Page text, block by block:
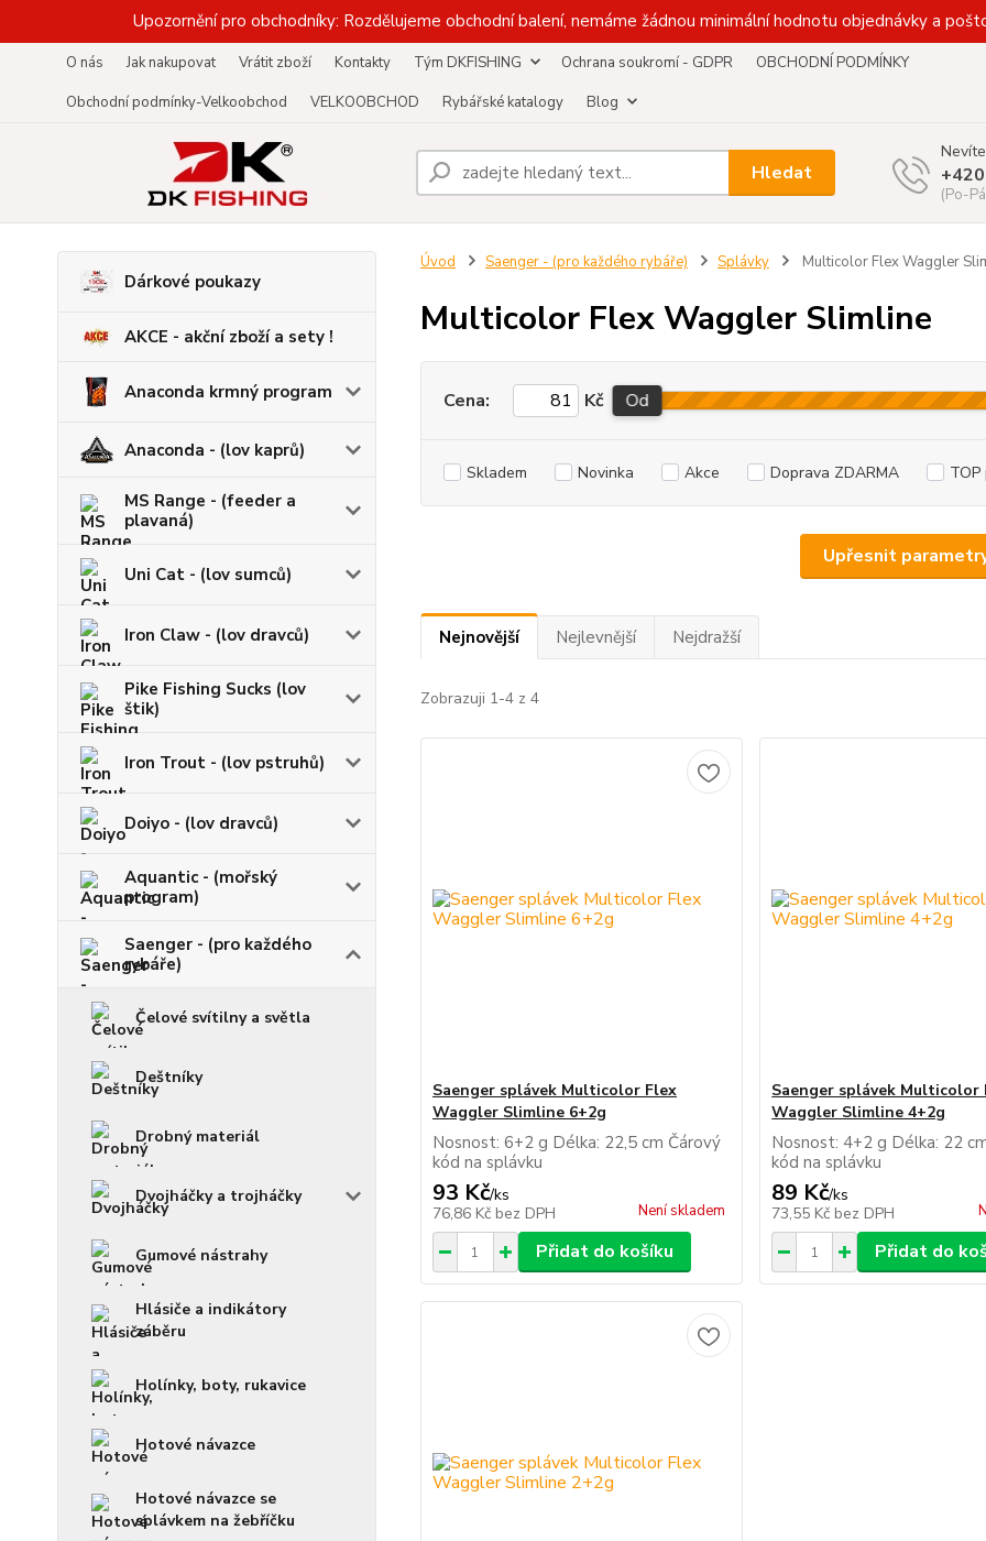
Upozornění pro obchodníky: Rozdělujeme obchodní balení, nemáme žádnou minimální hodnotu objednávky a
O nás Jak nakupovat Vrátit zboží Kontakty Tým DKFISHING Ochrana soukromí - GDPR
OBCHODNÍ PODMÍNKY
Obchodní podmínky-Velkoobchod
VELKOOBCHOD Rybářské katalogy Blog
Hledat
(Po-
Dárkové poukazy
AKCE - akční zboží a sety !
Anaconda krmný program
Anaconda - (lov kaprů)
MS Range - (feeder a
plavaná)
Uni Cat - (lov sumců)
Iron Claw - (lov dravců)
Pike Fishing Sucks (lov
štik)
Iron Trout - (lov pstruhů)
Doiyo - (lov dravců)
Aquantic - (mořský
program)
Saenger - (pro každého
rybáře)
Čelové svítilny a světla
Deštníky
Drobný materiál
Dvojháčky a trojháčky
Gumové nástrahy
Hlásiče a indikátory
záběru
Holínky, boty, rukavice
Hotové návazce
Hotové návazce se
splávkem na žebříčku
Úvod Saenger - (pro každého rybáře) Splávky Multicolor Flex Waggler
Multicolor Flex Waggler Slimline
Upřesnit
Cena: Kč Od
Skladem Novinka Akce Doprava ZDARMA
Nejnovější Nejlevnější Nejdražší
Zobrazuji 1-4 z 4
Saenger splávek Multicolor Flex
Waggler Slimline 6+2g
Nosnost: 6+2 g Délka: 22,5 cm Čárový
kód na splávku
93 Kč/ks
76,86 Kč bez DPH Není skladem
Přidat do košíku
Saenger splávek Multicolor
Waggler Slimline 4+2g
Nosnost: 4+2 g Délka: 22
kód na splávku
89 Kč/ks
73,55 Kč bez DPH
Přidat do